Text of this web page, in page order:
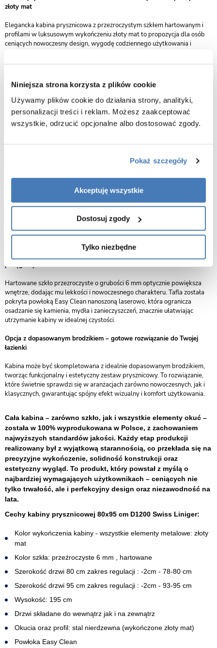
Niniejsza strona korzysta z plików cookie
Używamy plików cookie do działania strony, analityki,
personalizacji treści i reklam. Możesz zaakceptować
wszystkie, odrzucić opcjonalne albo dostosować zgody.
Pokaż szczegóły
Akceptuję wszystkie
Dostosuj zgody
Tylko niezbędne
złoty mat
Elegancka kabina prysznicowa z przezroczystym szkłem hartowanym i
profilami w luksusowym wykończeniu złoty mat to propozycja dla osób
ceniących nowoczesny design, wygodę codziennego użytkowania i
konstrukcji z pełnym składaniem ścian, doskonale sprawdzi się w
Pełne składanie – funkcjonalność w najlepszym wydaniu
Kabina została zaprojektowana tak, aby umożliwić całkowite złożenie
ścian do ściany, co zapewnia pełną swobodę poruszania się i łatwy dostęp
do strefy prysznica. To praktyczne rozwiązanie idealnie sprawdzi się w
przystosowanych do potrzeb osób starszych lub o ograniczonej
Solidne aluminiowe profile w wykończeniu złoty mat nadają kabinie
wyjątkowego, eleganckiego charakteru, podkreślając jej ekskluzywny
wygląd. Złoty mat doskonale komponuje się z jasnymi płytkami,
elementami marmurowymi czy nowoczesną armaturą, a jednocześnie
zapewnia wysoką odporność na wilgoć, korozję i intensywne
użytkowanie.
Szkło przezroczyste 6 mm z powłoką Easy Clean – estetyka i łatwa
pielęgnacja
Hartowane szkło przezroczyste o grubości 6 mm optycznie powiększa
wnętrze, dodając mu lekkości i nowoczesnego charakteru. Tafla została
pokryta powłoką Easy Clean nanoszoną laserowo, która ogranicza
osadzanie się kamienia, mydła i zanieczyszczeń, znacznie ułatwiając
utrzymanie kabiny w idealnej czystości.
Opcja z dopasowanym brodzikiem – gotowe rozwiązanie do Twojej
łazienki
Kabina może być skompletowana z idealnie dopasowanym brodzikiem,
tworząc funkcjonalny i estetyczny zestaw prysznicowy. To rozwiązanie,
które świetnie sprawdzi się w aranżacjach zarówno nowoczesnych, jak i
klasycznych, gwarantując spójny efekt wizualny i komfort użytkowania.
Cała kabina – zarówno szkło, jak i wszystkie elementy okuć –
została w 100% wyprodukowana w Polsce, z zachowaniem
najwyższych standardów jakości. Każdy etap produkcji
realizowany był z wyjątkową starannością, co przekłada się na
precyzyjne wykończenie, solidność konstrukcji oraz
estetyczny wygląd. To produkt, który powstał z myślą o
najbardziej wymagających użytkownikach – ceniących nie
tylko trwałość, ale i perfekcyjny design oraz niezawodność na
lata.
Cechy kabiny prysznicowej 80x95 cm D1200 Swiss Liniger:
Kolor wykończenia kabiny - wszystkie elementy metalowe: złoty
mat
Kolor szkła: przeźroczyste 6 mm , hartowane
Szerokość drzwi 80 cm zakres regulacji : -2cm - 78-80 cm
Szerokość drzwi 95 cm zakres regulacji : -2cm - 93-95 cm
Wysokość: 195 cm
Drzwi składane do wewnątrz jak i na zewnątrz
Okucia oraz profil: stal nierdzewna (wykończone złoty mat)
Powłoka Easy Clean